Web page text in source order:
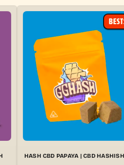
HASH CBD PAPAYA | CBD HASHISH